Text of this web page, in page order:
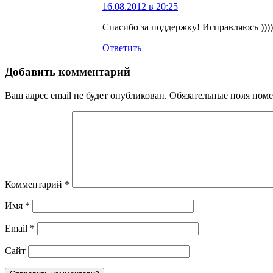
16.08.2012 в 20:25
Спасибо за поддержку! Исправляюсь ))))
Ответить
Добавить комментарий
Ваш адрес email не будет опубликован. Обязательные поля
Комментарий *
Имя *
Email *
Сайт